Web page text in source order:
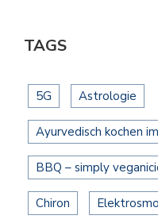
TAGS
5G Astrologie
Ayurvedisch kochen
BBQ – simply
Chiron